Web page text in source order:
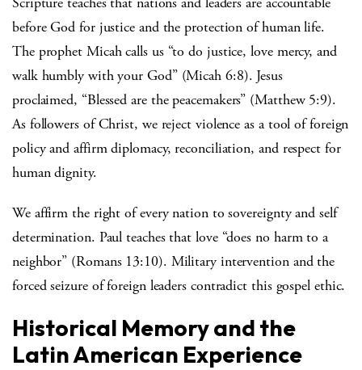
before God for justice and the protection of human life.
The prophet Micah calls us “to do justice, love mercy, and
walk humbly with your God” (Micah 6:8). Jesus
proclaimed, “Blessed are the peacemakers” (Matthew 5:9).
As followers of Christ, we reject violence as a tool of foreign
policy and affirm diplomacy, reconciliation, and respect for
human dignity.
We affirm the right of every nation to sovereignty and self
determination. Paul teaches that love “does no harm to a
neighbor” (Romans 13:10). Military intervention and the
forced seizure of foreign leaders contradict this gospel ethic.
Historical Memory and the
Latin American Experience